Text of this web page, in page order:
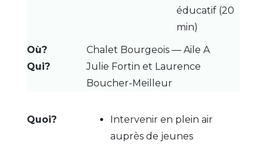
éducatif (20
min)
Chalet Bourgeois — Aile A
Julie Fortin et Laurence
Boucher-Meilleur
Intervenir en plein air
auprès de jeunes